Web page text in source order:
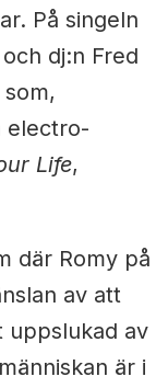
På singeln
dj:n Fred
electro-
Life,
där Romy på
av att
uppslukad av
är i